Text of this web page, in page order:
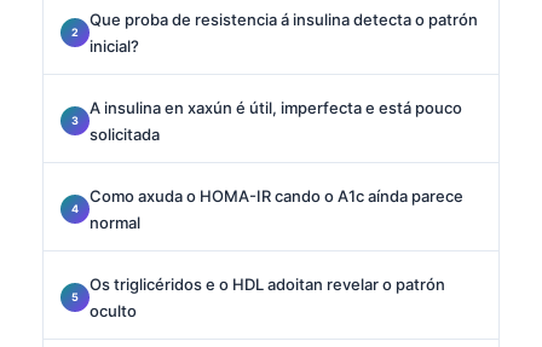
Que proba de resistencia á insulina detecta o patrón
inicial?
A insulina en xaxún é útil, imperfecta e está pouco
solicitada
Como axuda o HOMA-IR cando o A1c aínda parece
normal
Os triglicéridos e o HDL adoitan revelar o patrón
oculto